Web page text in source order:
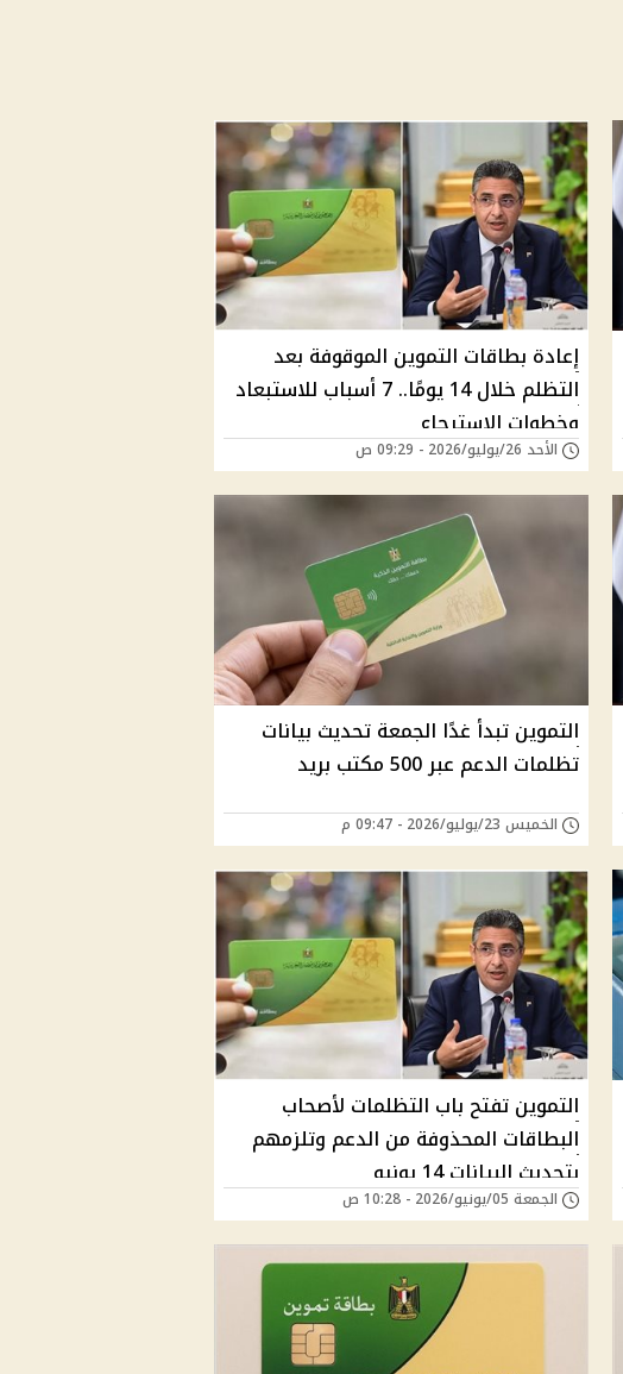
إعادة بطاقات التموين الموقوفة بعد
التظلم خلال 14 يومًا.. 7 أسباب للاستبعاد
وخطوات الاسترجاع
الأحد 26/يوليو/2026 - 09:29 ص
التموين تبدأ غدًا الجمعة تحديث بيانات
تظلمات الدعم عبر 500 مكتب بريد
الخميس 23/يوليو/2026 - 09:47 م
التموين تفتح باب التظلمات لأصحاب
البطاقات المحذوفة من الدعم وتلزمهم
بتحديث البيانات 14 يونيو
الجمعة 05/يونيو/2026 - 10:28 ص